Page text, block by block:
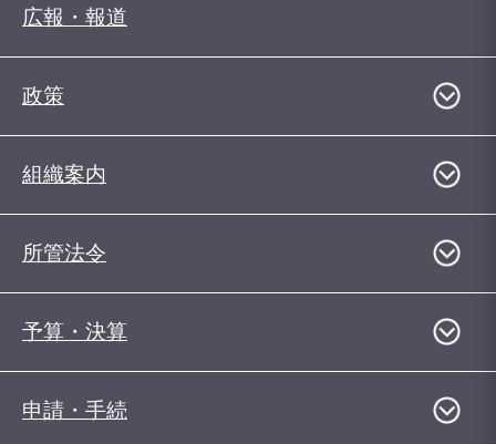
広報・報道
政策
組織案内
所管法令
予算・決算
申請・手続